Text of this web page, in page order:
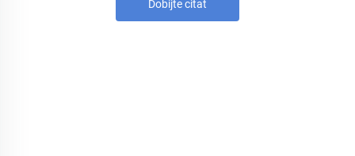
Dobijte citat